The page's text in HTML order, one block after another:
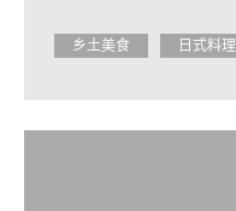
乡土美食 日式料理